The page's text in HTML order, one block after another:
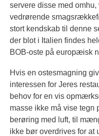
servere disse med
vedrørende
stort kendskab til denne
der blot i Italien findes
BOB-oste på europæisk
Hvis en ostesmagning
interessen for Jeres
behov for en vis
masse ikke må vise tegn
berøring med luft, til
ikke bør overdrives for at